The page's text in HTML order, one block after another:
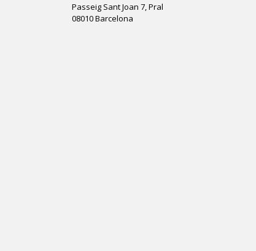
Passeig Sant Joan 7, Pral
08010 Barcelona